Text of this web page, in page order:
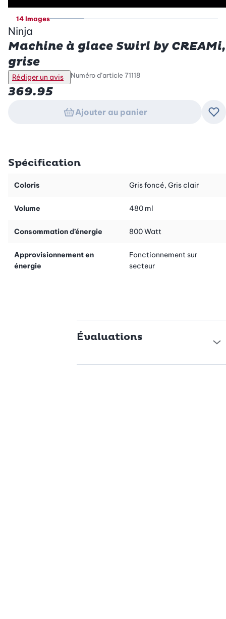
14 Images
Ninja
Machine à glace Swirl by CREAMi,
grise
Rédiger un avis Numéro d’article 71118
369.95
Ajouter au panier
Spécification
Coloris Gris foncé, Gris clair
Volume 480 ml
Consommation d’énergie 800 Watt
Approvisionnement en
énergie
Fonctionnement sur
secteur
Évaluations